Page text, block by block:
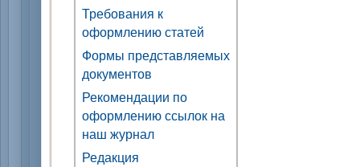
Требования к
оформлению статей
Формы представляемых
документов
Рекомендации по
оформлению ссылок на
наш журнал
Редакция